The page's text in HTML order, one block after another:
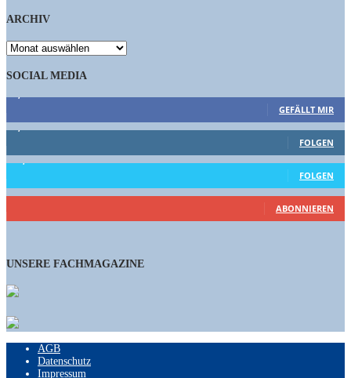
ARCHIV
ARCHIV
SOCIAL MEDIA
GEFÄLLT MIR
1,662 Follower
FOLGEN
15,658 Follower
FOLGEN
460 Abonnenten
ABONNIEREN
UNSERE FACHMAGAZINE
AGB
Datenschutz
Impressum